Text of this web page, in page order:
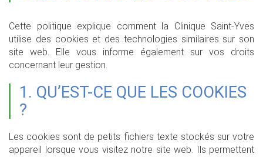
Cette politique explique comment la Clinique Saint-Yves
utilise des cookies et des technologies similaires sur son
site web. Elle vous informe également sur vos droits
concernant leur gestion.
1. QU’EST-CE QUE LES COOKIES
?
Les cookies sont de petits fichiers texte stockés sur votre
appareil lorsque vous visitez notre site web. Ils permettent